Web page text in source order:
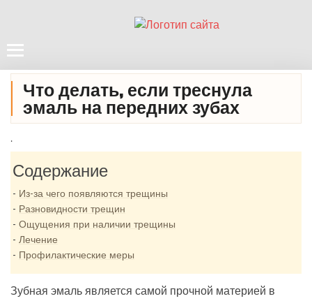
Что делать, если треснула
эмаль на передних зубах
.
Содержание
Из-за чего появляются трещины
Разновидности трещин
Ощущения при наличии трещины
Лечение
Профилактические меры
Зубная эмаль является самой прочной материей в